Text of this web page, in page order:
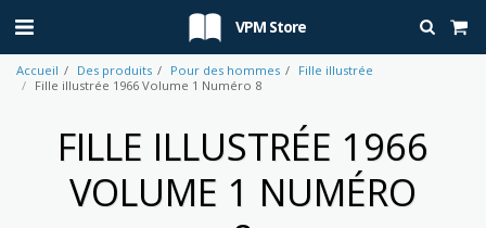
VPM Store
Accueil Des produits Pour des hommes
Fille illustrée
Fille illustrée 1966 Volume 1 Numéro 8
FILLE ILLUSTRÉE 1966
VOLUME 1 NUMÉRO